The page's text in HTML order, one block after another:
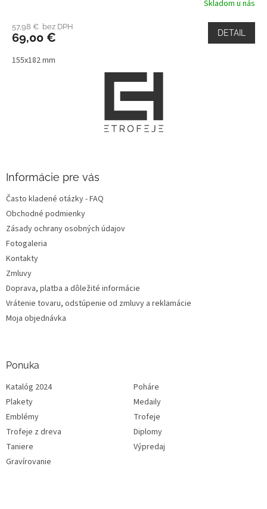
Skladom u nás
57,98 € bez DPH
69,00 € DETAIL
155x182 mm
Informácie pre vás
Často kladené otázky - FAQ
Obchodné podmienky
Zásady ochrany osobných údajov
Fotogaleria
Kontakty
Zmluvy
Doprava, platba a dôležité informácie
Vrátenie tovaru, odstúpenie od zmluvy a reklamácie
Moja objednávka
Ponuka
Katalóg 2024
Poháre
Plakety
Medaily
Emblémy
Trofeje
Trofeje z dreva
Diplomy
Taniere
Výpredaj
Gravírovanie